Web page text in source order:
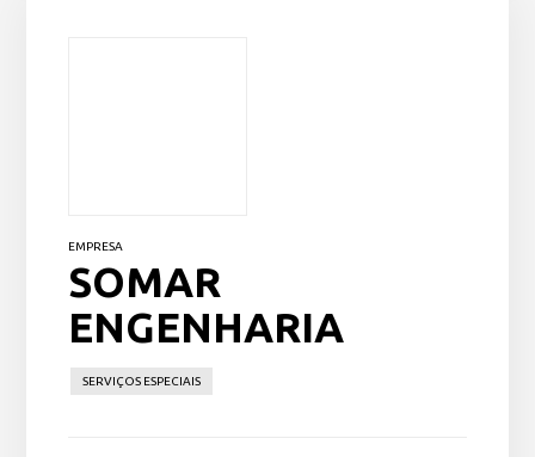
EMPRESA
SOMAR
ENGENHARIA
SERVIÇOS ESPECIAIS